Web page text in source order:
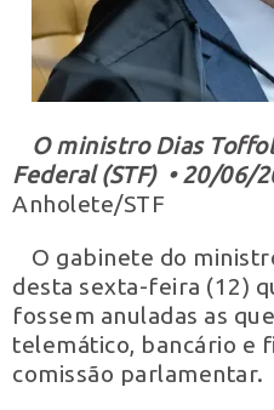
O ministro Dias
Federal (STF) • 20/06/
Anholete/STF
O gabinete do
desta sexta-feira (12)
fossem anuladas as
telemático, bancário e
comissão parlamentar.